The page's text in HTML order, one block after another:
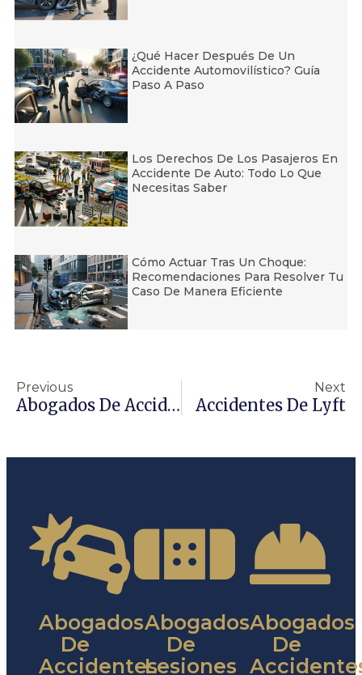
¿Qué Hacer Después De Un
Accidente Automovilístico? Guía
Paso A Paso
Los Derechos De Los Pasajeros En
Accidente De Auto: Todo Lo Que
Necesitas Saber
Cómo Actuar Tras Un Choque:
Recomendaciones Para Resolver Tu
Caso De Manera Eficiente
Previous
Abogados De Accidentes: Accidentes De Taxi
Next
Accidentes De Lyft
Abogados
De
Accidentes
Abogados
De
Lesiones
Abogados
De